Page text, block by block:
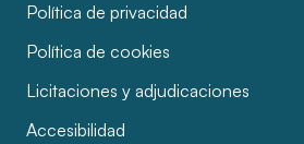
Política de privacidad
Política de cookies
Licitaciones y adjudicaciones
Accesibilidad